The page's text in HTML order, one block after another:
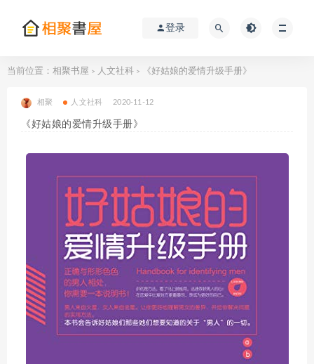
登录
当前位置： 相聚书屋 > 人文社科 > 《好姑娘的爱情升级手册》
相聚 人文社科 2020-11-12
《好姑娘的爱情升级手册》